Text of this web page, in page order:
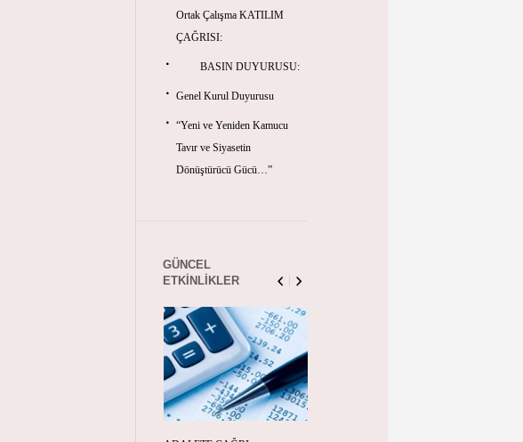
Ortak Çalışma KATILIM
ÇAĞRISI:
BASIN DUYURUSU:
Genel Kurul Duyurusu
“Yeni ve Yeniden Kamucu
Tavır ve Siyasetin
Dönüştürücü Gücü…”
GÜNCEL
ETKINLIKLER